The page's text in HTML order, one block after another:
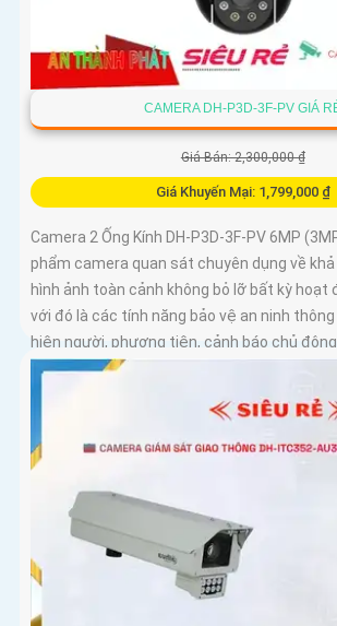
CAMERA DH-P3D-3F-PV GIÁ
Giá Bán: 2,300,000 ₫
Giá Khuyến Mại: 1,799,000 ₫
Camera 2 Ống Kính DH-P3D-3F-PV 6MP
phẩm camera quan sát chuyên dụng về
hình ảnh toàn cảnh không bỏ lỡ bất kỳ hoạt
với đó là các tính năng bảo vệ an ninh
hiện người, phương tiện, cảnh báo chủ
thoại 2 chiều